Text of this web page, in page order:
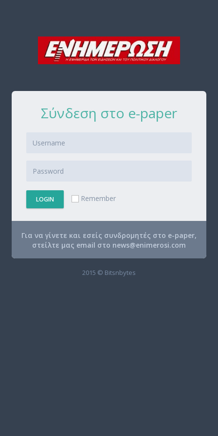
Σύνδεση στο e-paper
LOGIN Remember
Για να γίνετε και εσείς συνδρομητές στο e-paper,
στείλτε μας email στο news@enimerosi.com
2015 © Bitsnbytes